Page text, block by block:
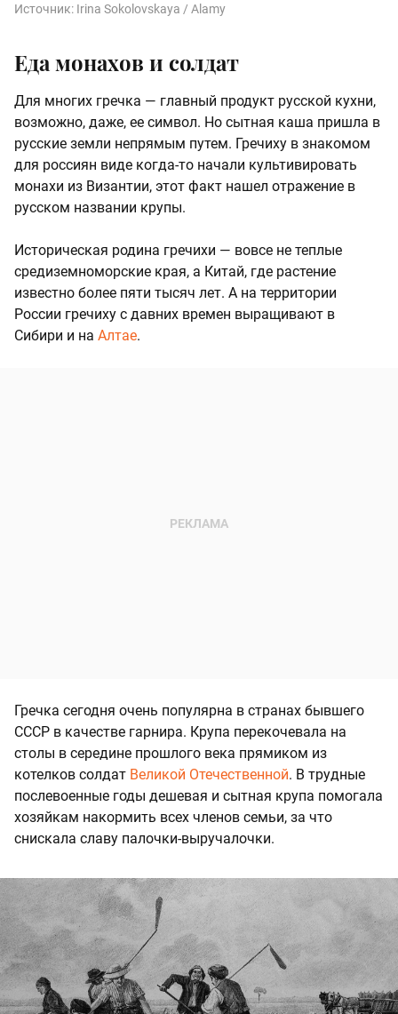
Источник: Irina Sokolovskaya / Alamy
Еда монахов и солдат
Для многих гречка — главный продукт русской кухни,
возможно, даже, ее символ. Но сытная каша пришла в
русские земли непрямым путем. Гречиху в знакомом
для россиян виде когда-то начали культивировать
монахи из Византии, этот факт нашел отражение в
русском названии крупы.
Историческая родина гречихи — вовсе не теплые
средиземноморские края, а Китай, где растение
известно более пяти тысяч лет. А на территории
России гречиху с давних времен выращивают в
Сибири и на Алтае.
Гречка сегодня очень популярна в странах бывшего
СССР в качестве гарнира. Крупа перекочевала на
столы в середине прошлого века прямиком из
котелков солдат Великой Отечественной. В трудные
послевоенные годы дешевая и сытная крупа помогала
хозяйкам накормить всех членов семьи, за что
снискала славу палочки-выручалочки.